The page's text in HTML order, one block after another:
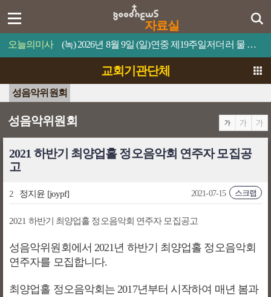
자료실
오늘의미사 (녹) 2026년 8월 9일 (일)연중 제19주일저더러 물 위로 걸어오라고 명령하십시오.
교회기관단체
성음악위원회
성음악위원회
2021 하반기 최양업홀 정오음악회 연주자 모집공
고
2 정지윤 [joypf] 스크랩
2021-07-15
2021 하반기 최양업홀 정오음악회 연주자 모집공고
성음악위원회에서 2021년 하반기 최양업홀 정오음악회
연주자를 모집합니다.
최양업홀 정오음악회는 2017년부터 시작하여 매년 봄과